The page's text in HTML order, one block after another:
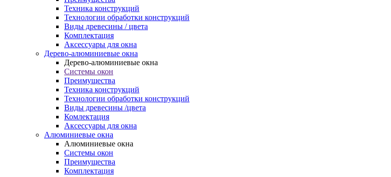
Техника конструкций
Технологии обработки конструкций
Виды древесины / цвета
Комплектация
Аксессуары для окна
Дерево-алюминиевые окна
Дерево-алюминиевые окна
Системы окон
Преимущества
Техника конструкций
Технологии обработки конструкций
Виды древесины /цвета
Комлектация
Аксессуары для окна
Алюминиевые окна
Алюминиевые окна
Системы окон
Преимущества
Комплектация